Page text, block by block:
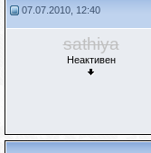
07.07.2010, 12:40
sathiya
Неактивен